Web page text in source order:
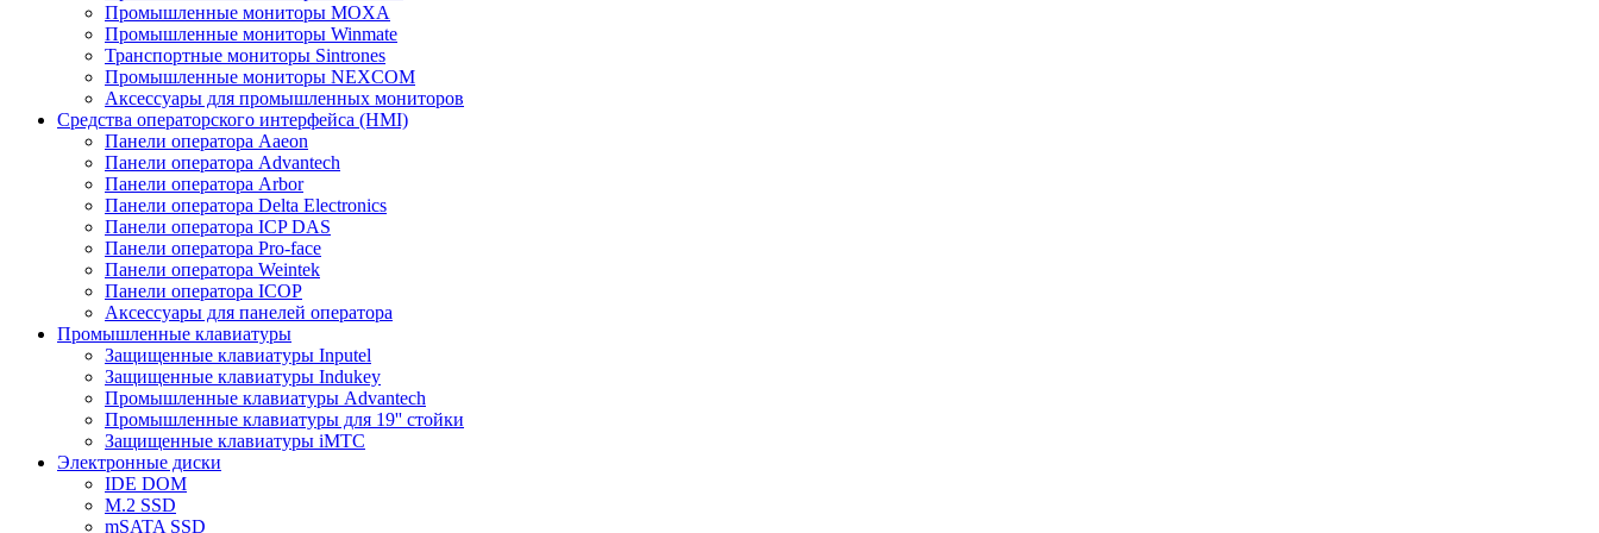
Промышленные мониторы MOXA
Промышленные мониторы Winmate
Транспортные мониторы Sintrones
Промышленные мониторы NEXCOM
Аксессуары для промышленных мониторов
Средства операторского интерфейса (HMI)
Панели оператора Aaeon
Панели оператора Advantech
Панели оператора Arbor
Панели оператора Delta Electronics
Панели оператора ICP DAS
Панели оператора Pro-face
Панели оператора Weintek
Панели оператора ICOP
Аксессуары для панелей оператора
Промышленные клавиатуры
Защищенные клавиатуры Inputel
Защищенные клавиатуры Indukey
Промышленные клавиатуры Advantech
Промышленные клавиатуры для 19'' стойки
Защищенные клавиатуры iMTC
Электронные диски
IDE DOM
M.2 SSD
mSATA SSD